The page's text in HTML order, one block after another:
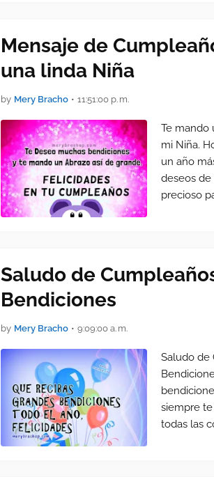
Mensaje de
una linda Niña
by Mery Bracho • 11:51:00 p. m.
Te mando
mi Niña.
un año
deseos
precioso
Saludo de
Bendiciones
by Mery Bracho • 9:09:00 a. m.
Saludo de
siempre
todas las